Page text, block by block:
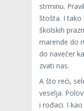
strminu.
štošta. I tako
školskih
marende do
do navečer
zvati nas.
A što reći,
veselja.
i rođaci. I